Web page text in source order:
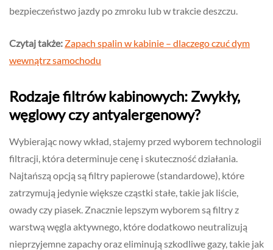
bezpieczeństwo jazdy po zmroku lub w trakcie deszczu.
Czytaj także: Zapach spalin w kabinie – dlaczego czuć dym
wewnątrz samochodu
Rodzaje filtrów kabinowych: Zwykły,
węglowy czy antyalergenowy?
Wybierając nowy wkład, stajemy przed wyborem technologii
filtracji, która determinuje cenę i skuteczność działania.
Najtańszą opcją są filtry papierowe (standardowe), które
zatrzymują jedynie większe cząstki stałe, takie jak liście,
owady czy piasek. Znacznie lepszym wyborem są filtry z
warstwą węgla aktywnego, które dodatkowo neutralizują
nieprzyjemne zapachy oraz eliminują szkodliwe gazy, takie jak